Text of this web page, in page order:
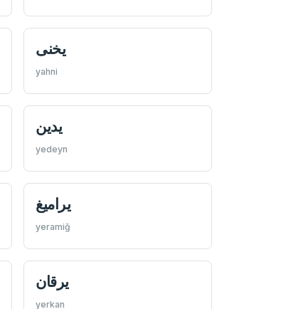
يخنی
yahni
يدين
yedeyn
يراميغ
yeramiğ
يرقان
yerkan